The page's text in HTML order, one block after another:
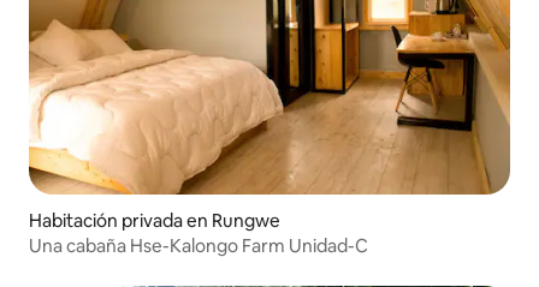
Habitación privada en Rungwe
Una cabaña Hse-Kalongo Farm Unidad-C